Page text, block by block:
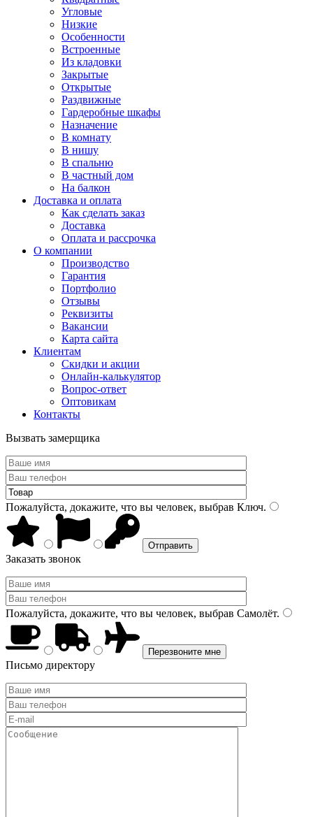
Угловые
Низкие
Особенности
Встроенные
Из кладовки
Закрытые
Открытые
Раздвижные
Гардеробные шкафы
Назначение
В комнату
В нишу
В спальню
В частный дом
На балкон
Доставка и оплата
Как сделать заказ
Доставка
Оплата и рассрочка
О компании
Производство
Гарантия
Портфолио
Отзывы
Реквизиты
Вакансии
Карта сайта
Клиентам
Скидки и акции
Онлайн-калькулятор
Вопрос-ответ
Оптовикам
Контакты
Вызвать замерщика
Пожалуйста, докажите, что вы человек, выбрав Ключ.
Заказать звонок
Пожалуйста, докажите, что вы человек, выбрав Самолёт.
Письмо директору